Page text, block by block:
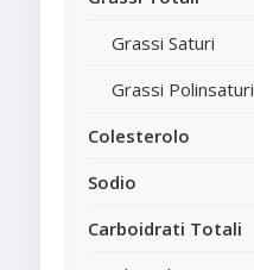
Grassi Saturi
Grassi Polinsaturi
Colesterolo
Sodio
Carboidrati Totali